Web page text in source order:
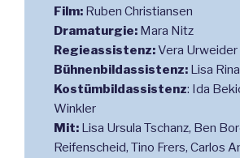
Film:Ruben Christiansen
Dramaturgie: Mara Nitz
Regieassistenz:Vera Urweider
Bühnenbildassistenz: Lisa
Kostümbildassistenz: Ida
Winkler
Mit: Lisa Ursula Tschanz, Ben
Reifenscheid, Tino Frers, Carlos